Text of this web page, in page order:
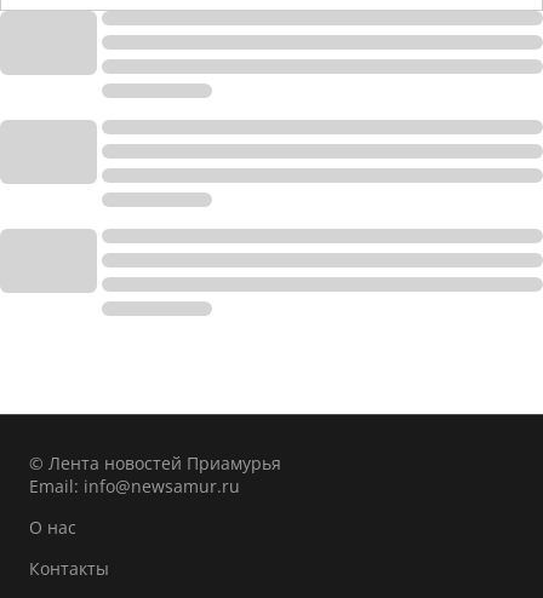
© Лента новостей Приамурья
Email: info@newsamur.ru
О нас
Контакты